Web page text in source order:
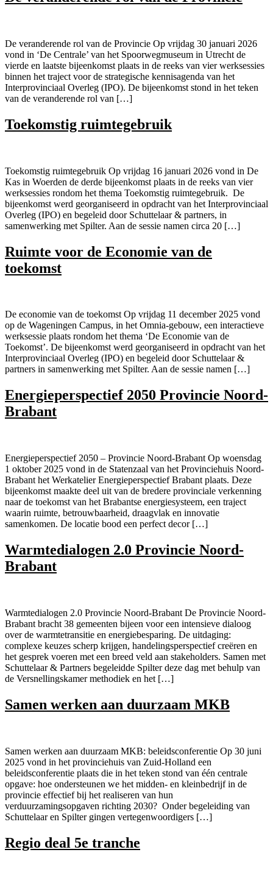
De veranderende rol van de Provincie Op vrijdag 30 januari 2026
vond in ‘De Centrale’ van het Spoorwegmuseum in Utrecht de
vierde en laatste bijeenkomst plaats in de reeks van vier werksessies
binnen het traject voor de strategische kennisagenda van het
Interprovinciaal Overleg (IPO). De bijeenkomst stond in het teken
van de veranderende rol van […]
Toekomstig ruimtegebruik
Toekomstig ruimtegebruik Op vrijdag 16 januari 2026 vond in De
Kas in Woerden de derde bijeenkomst plaats in de reeks van vier
werksessies rondom het thema Toekomstig ruimtegebruik. De
bijeenkomst werd georganiseerd in opdracht van het Interprovinciaal
Overleg (IPO) en begeleid door Schuttelaar & partners, in
samenwerking met Spilter. Aan de sessie namen circa 20 […]
Ruimte voor de Economie van de
toekomst
De economie van de toekomst Op vrijdag 11 december 2025 vond
op de Wageningen Campus, in het Omnia-gebouw, een interactieve
werksessie plaats rondom het thema ‘De Economie van de
Toekomst’. De bijeenkomst werd georganiseerd in opdracht van het
Interprovinciaal Overleg (IPO) en begeleid door Schuttelaar &
partners in samenwerking met Spilter. Aan de sessie namen […]
​Energieperspectief 2050 Provincie Noord-
Brabant
Energieperspectief 2050 – Provincie Noord-Brabant Op woensdag
1 oktober 2025 vond in de Statenzaal van het Provinciehuis Noord-
Brabant het Werkatelier Energieperspectief Brabant plaats. Deze
bijeenkomst maakte deel uit van de bredere provinciale verkenning
naar de toekomst van het Brabantse energiesysteem, een traject
waarin ruimte, betrouwbaarheid, draagvlak en innovatie
samenkomen. De locatie bood een perfect decor […]
Warmtedialogen 2.0 Provincie Noord-
Brabant
Warmtedialogen 2.0 Provincie Noord-Brabant De Provincie Noord-
Brabant bracht 38 gemeenten bijeen voor een intensieve dialoog
over de warmtetransitie en energiebesparing. De uitdaging:
complexe keuzes scherp krijgen, handelingsperspectief creëren en
het gesprek voeren met een breed veld aan stakeholders. Samen met
Schuttelaar & Partners begeleidde Spilter deze dag met behulp van
de Versnellingskamer methodiek en het […]
Samen werken aan duurzaam MKB
Samen werken aan duurzaam MKB: beleidsconferentie Op 30 juni
2025 vond in het provinciehuis van Zuid-Holland een
beleidsconferentie plaats die in het teken stond van één centrale
opgave: hoe ondersteunen we het midden- en kleinbedrijf in de
provincie effectief bij het realiseren van hun
verduurzamingsopgaven richting 2030? Onder begeleiding van
Schuttelaar en Spilter gingen vertegenwoordigers […]
Regio deal 5e tranche